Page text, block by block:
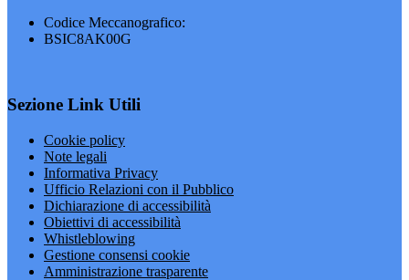
Codice Meccanografico:
BSIC8AK00G
Sezione Link Utili
Cookie policy
Note legali
Informativa Privacy
Ufficio Relazioni con il Pubblico
Dichiarazione di accessibilità
Obiettivi di accessibilità
Whistleblowing
Gestione consensi cookie
Amministrazione trasparente